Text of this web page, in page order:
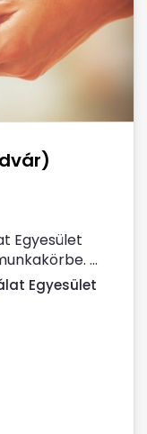
Egyesület
...
Egyesület